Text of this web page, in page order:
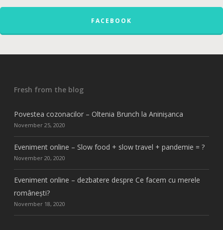
FACEBOOK
Fresh from the blog
Povestea cozonacilor – Oltenia Brunch la Aninișanca
November 25, 2020
Eveniment online – Slow food + slow travel + pandemie = ?
November 20, 2020
Eveniment online – dezbatere despre Ce facem cu merele
românești?
November 18, 2020